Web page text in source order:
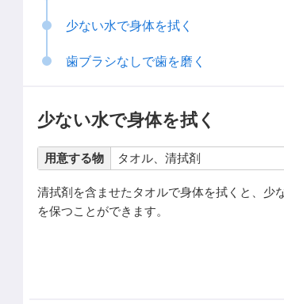
少ない水で身体を拭く
歯ブラシなしで歯を磨く
少ない水で身体を拭く
用意する物 タオル、清拭剤
清拭剤を含ませたタオルで身体を拭くと、少
を保つことができます。